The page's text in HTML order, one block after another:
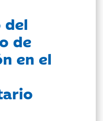
del
de
en el